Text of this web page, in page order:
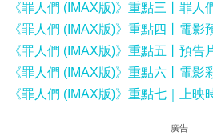
《罪人們 (IMAX版)》重點三丨罪人
《罪人們 (IMAX版)》重點四丨電影
《罪人們 (IMAX版)》重點五丨預告
《罪人們 (IMAX版)》重點六丨電影
《罪人們 (IMAX版)》重點七｜上映
廣告